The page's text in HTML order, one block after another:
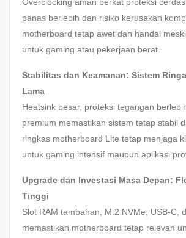
Overclocking aman berkat proteksi
panas berlebih dan risiko kerusakan
motherboard tetap awet dan handal
untuk gaming atau pekerjaan berat.
Stabilitas dan Keamanan: Sistem
Lama
Heatsink besar, proteksi tegangan
premium memastikan sistem tetap stabil
ringkas motherboard Lite tetap menjaga
untuk gaming intensif maupun aplikasi
Upgrade dan Investasi Masa Depan:
Tinggi
Slot RAM tambahan, M.2 NVMe, USB-C,
memastikan motherboard tetap relevan